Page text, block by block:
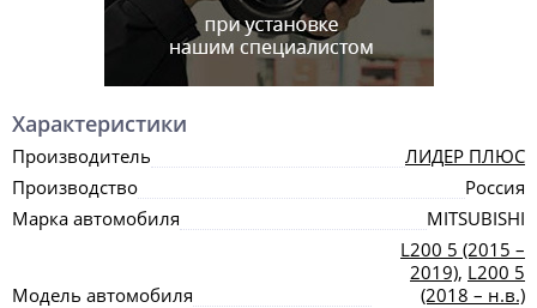
Характеристики
Производитель
ЛИДЕР ПЛЮС
Производство
Россия
Марка автомобиля
MITSUBISHI
Модель автомобиля
L200 5 (2015 –
2019), L200 5
(2018 – н.в.)